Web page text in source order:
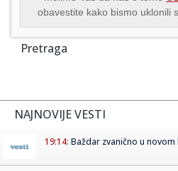
obavestite kako bismo uklonili
Pretraga
NAJNOVIJE VESTI
19:14: Baždar zvanično u novom